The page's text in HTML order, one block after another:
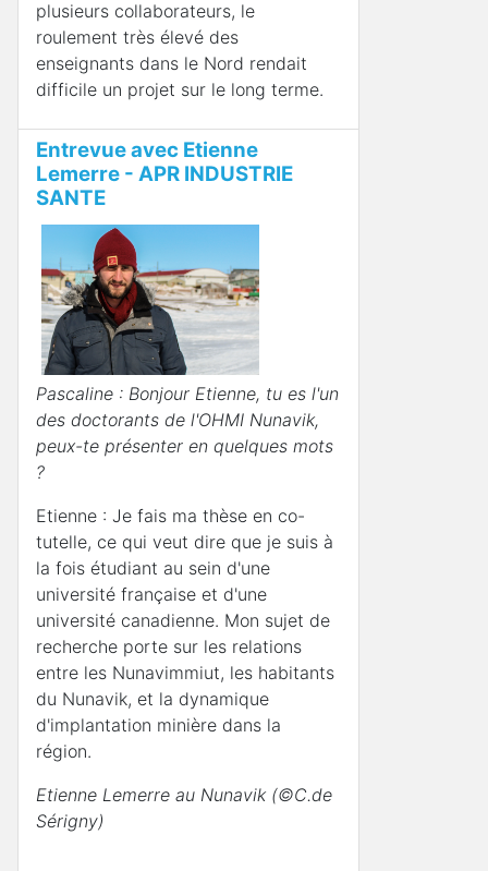
plusieurs collaborateurs, le
roulement très élevé des
enseignants dans le Nord rendait
difficile un projet sur le long terme.
Entrevue avec Etienne
Lemerre - APR INDUSTRIE
SANTE
Pascaline : Bonjour Etienne, tu es l'un
des doctorants de l'OHMI Nunavik,
peux-te présenter en quelques mots
?
Etienne : Je fais ma thèse en co-
tutelle, ce qui veut dire que je suis à
la fois étudiant au sein d'une
université française et d'une
université canadienne. Mon sujet de
recherche porte sur les relations
entre les Nunavimmiut, les habitants
du Nunavik, et la dynamique
d'implantation minière dans la
région.
Etienne Lemerre au Nunavik (©C.de
Sérigny)